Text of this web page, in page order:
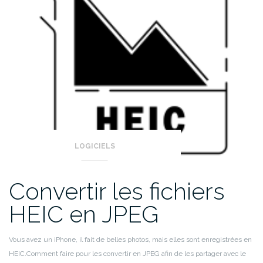
LOGICIELS
Convertir les fichiers
HEIC en JPEG
Vous avez un iPhone, il fait de belles photos, mais elles sont enregistrées en
HEIC.Comment faire pour les convertir en JPEG afin de les partager avec le